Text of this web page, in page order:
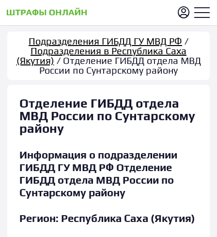
Подразделения ГИБДД ГУ МВД РФ /
Подразделения в Республика Саха
(Якутия) / Отделение ГИБДД отдела МВД
России по Сунтарскому району
Отделение ГИБДД отдела
МВД России по Сунтарскому
району
Информация о подразделении
ГИБДД ГУ МВД РФ Отделение
ГИБДД отдела МВД России по
Сунтарскому району
Регион: Республика Саха (Якутия)